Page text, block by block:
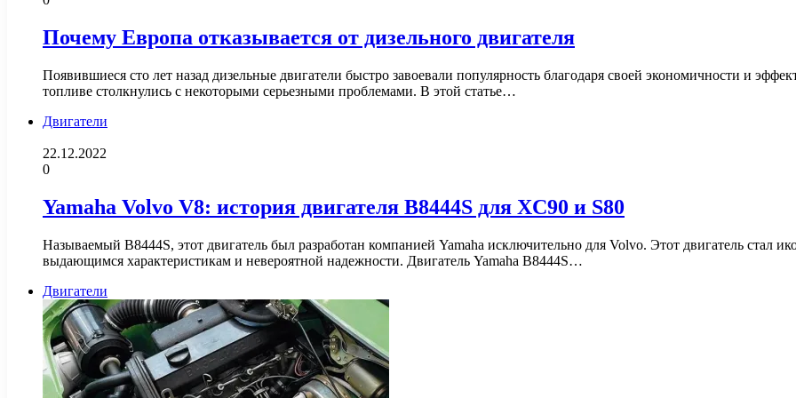
Почему Европа отказывается от дизельного двигателя
Появившиеся сто лет назад дизельные двигатели быстро завоевали популярность благодаря своей экономичности и
топливе столкнулись с некоторыми серьезными проблемами. В этой статье…
Двигатели
22.12.2022
0
Yamaha Volvo V8: история двигателя B8444S для XC90 и S80
Называемый B8444S, этот двигатель был разработан компанией Yamaha исключительно для Volvo. Этот двигатель стал
выдающимся характеристикам и невероятной надежности. Двигатель Yamaha B8444S…
Двигатели